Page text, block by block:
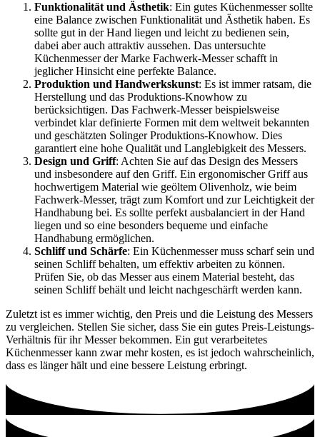
Funktionalität und Ästhetik: Ein gutes Küchenmesser sollte
eine Balance zwischen Funktionalität und Ästhetik haben. Es
sollte gut in der Hand liegen und leicht zu bedienen sein,
dabei aber auch attraktiv aussehen. Das untersuchte
Küchenmesser der Marke Fachwerk-Messer schafft in
jeglicher Hinsicht eine perfekte Balance.
Produktion und Handwerkskunst: Es ist immer ratsam, die
Herstellung und das Produktions-Knowhow zu
berücksichtigen. Das Fachwerk-Messer beispielsweise
verbindet klar definierte Formen mit dem weltweit bekannten
und geschätzten Solinger Produktions-Knowhow. Dies
garantiert eine hohe Qualität und Langlebigkeit des Messers.
Design und Griff: Achten Sie auf das Design des Messers
und insbesondere auf den Griff. Ein ergonomischer Griff aus
hochwertigem Material wie geöltem Olivenholz, wie beim
Fachwerk-Messer, trägt zum Komfort und zur Leichtigkeit der
Handhabung bei. Es sollte perfekt ausbalanciert in der Hand
liegen und so eine besonders bequeme und einfache
Handhabung ermöglichen.
Schliff und Schärfe: Ein Küchenmesser muss scharf sein und
seinen Schliff behalten, um effektiv arbeiten zu können.
Prüfen Sie, ob das Messer aus einem Material besteht, das
seinen Schliff behält und leicht nachgeschärft werden kann.
Zuletzt ist es immer wichtig, den Preis und die Leistung des Messers
zu vergleichen. Stellen Sie sicher, dass Sie ein gutes Preis-Leistungs-
Verhältnis für ihr Messer bekommen. Ein gut verarbeitetes
Küchenmesser kann zwar mehr kosten, es ist jedoch wahrscheinlich,
dass es länger hält und eine bessere Leistung erbringt.